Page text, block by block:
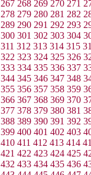
267 268 269 270 271
278 279 280 281 282
289 290 291 292 293
300 301 302 303 304
311 312 313 314 315
322 323 324 325 326
333 334 335 336 337
344 345 346 347 348
355 356 357 358 359
366 367 368 369 370
377 378 379 380 381
388 389 390 391 392
399 400 401 402 403
410 411 412 413 414
421 422 423 424 425
432 433 434 435 436